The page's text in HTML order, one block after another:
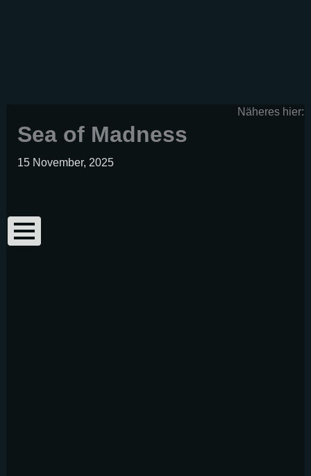
Näheres hier:
Sea of Madness
15 November, 2025